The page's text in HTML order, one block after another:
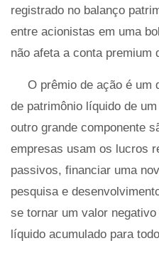
registrado no balanço
entre acionistas em uma
não afeta a conta premium
O prêmio de ação é um
de patrimônio líquido de
outro grande componente
empresas usam os lucros
passivos, financiar uma
pesquisa e
se tornar um valor
líquido acumulado para